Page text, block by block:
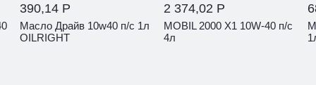
390,14 Р
Масло Драйв 10w40 п/с 1л
OILRIGHT
2 374,02 Р
MOBIL 2000 X1 10W-40 п/с
4л